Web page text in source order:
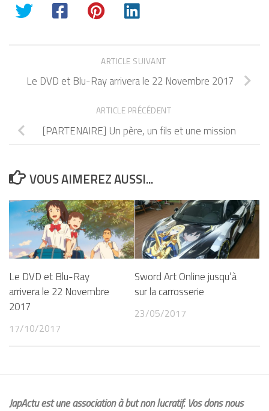
ARTICLE SUIVANT
Le DVD et Blu-Ray arrivera le 22 Novembre 2017
ARTICLE PRÉCÉDENT
[PARTENAIRE] Un père, un fils et une mission
VOUS AIMEREZ AUSSI...
Le DVD et Blu-Ray
arrivera le 22 Novembre
2017
17/10/2017
Sword Art Online jusqu’à
sur la carrosserie
23/05/2017
JapActu est une association à but non lucratif. Vos dons nous